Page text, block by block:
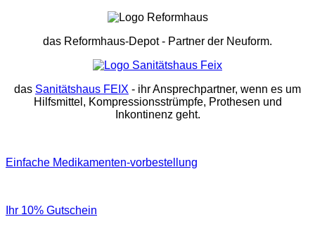
das Reformhaus-Depot- Partner der Neuform.
das Sanitätshaus FEIX - ihr Ansprechpartner, wenn es um
Hilfsmittel, Kompressionsstrümpfe, Prothesen und
Inkontinenz geht.
Einfache Medikamenten-vorbestellung
Ihr 10% Gutschein